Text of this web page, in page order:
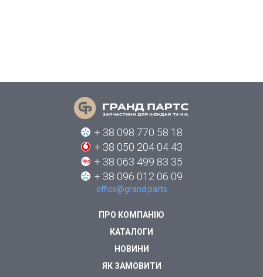
ПРО КОМПАНІЮ
КАТАЛОГИ
НОВИНИ
ЯК ЗАМОВИТИ
+ 38 098 770 58 18
+ 38 050 204 04 43
+ 38 063 499 83 35
+ 38 096 012 06 09
office@grand.parts